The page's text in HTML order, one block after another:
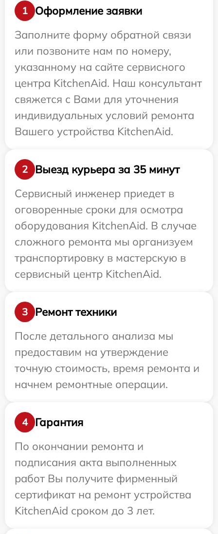
1
Оформление заявки
Заполните форму обратной связи
или позвоните нам по номеру,
указанному на сайте сервисного
центра KitchenAid. Наш консультант
свяжется с Вами для уточнения
индивидуальных условий ремонта
Вашего устройства KitchenAid.
2
Выезд курьера за 35 минут
Сервисный инженер приедет в
оговоренные сроки для осмотра
оборудования KitchenAid. В случае
сложного ремонта мы организуем
транспортировку в мастерскую в
сервисный центр KitchenAid.
3
Ремонт техники
После детального анализа мы
предоставим на утверждение
точную стоимость, время ремонта и
начнем ремонтные операции.
4
Гарантия
По окончании ремонта и
подписания акта выполненных
работ Вы получите фирменный
сертификат на ремонт устройства
KitchenAid сроком до 3 лет.